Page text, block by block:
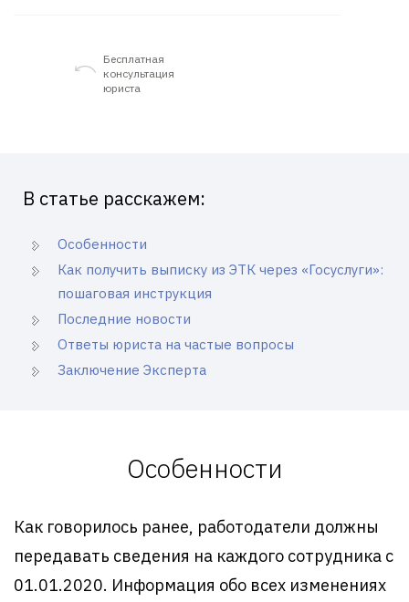
Бесплатная
консультация
юриста
В статье расскажем:
Особенности
Как получить выписку из ЭТК через «Госуслуги»:
пошаговая инструкция
Последние новости
Ответы юриста на частые вопросы
Заключение Эксперта
Особенности
Как говорилось ранее, работодатели должны
передавать сведения на каждого сотрудника с
01.01.2020. Информация обо всех изменениях